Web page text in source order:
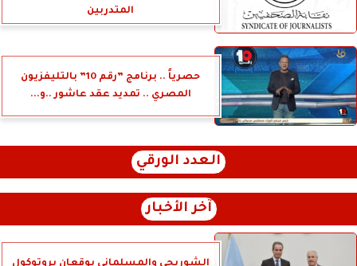
المتدربين
حصرياً .. برنامج ”رقم 10” بالتليفزيون
المصري .. تمديد عقد عاشور ..و...
العدد الورقي
آخر الأخبار
الشوربجي والمسلماني يوقعان بروتوكول